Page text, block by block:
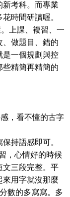
新考科。而專業
時間研讀喔。
上課、複習、一
、做題目、錯的
是一個規劃與控
些精簡再精簡的
，看不懂的古字
持語感即可。
，心情好的時候
文三段完整。平
來用字就沒那麼
數的多寫寫。多